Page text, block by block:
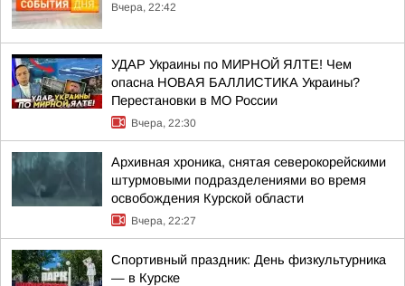
Вчера, 22:42
УДАР Украины по МИРНОЙ ЯЛТЕ! Чем
опасна НОВАЯ БАЛЛИСТИКА Украины?
Перестановки в МО России
Вчера, 22:30
Архивная хроника, снятая северокорейскими
штурмовыми подразделениями во время
освобождения Курской области
Вчера, 22:27
Спортивный праздник: День физкультурника
— в Курске